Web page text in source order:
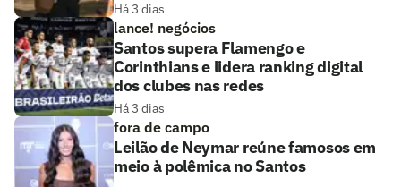
Há 3 dias
lance! negócios
Santos supera Flamengo e
Corinthians e lidera ranking digital
dos clubes nas redes
Há 3 dias
fora de campo
Leilão de Neymar reúne famosos em
meio à polêmica no Santos